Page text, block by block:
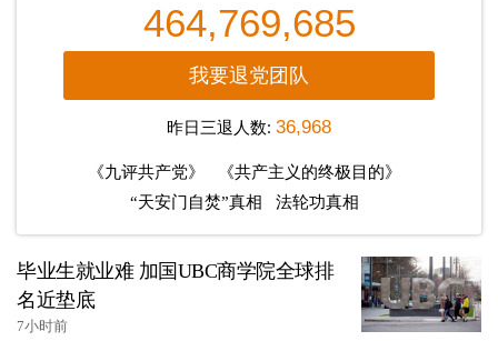
464,769,685
我要退党团队
昨日三退人数: 36,968
《九评共产党》
《共产主义的终极目的》
“天安门自焚”真相
法轮功真相
毕业生就业难 加国UBC商学院全球排
名近垫底
7小时前